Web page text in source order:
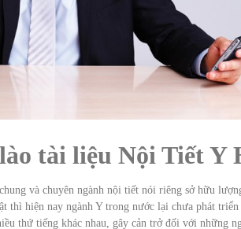
tài liệu Nội Tiết Y
và chuyên ngành nội tiết nói riêng sở hữu
thì hiện nay ngành Y trong nước lại chưa phát
thứ tiếng khác nhau, gây cản trở đối với những